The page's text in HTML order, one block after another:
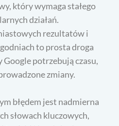
który wymaga stałego
działań.
rezultatów i
to prosta droga
potrzebują czasu,
zmiany.
błędem jest nadmierna
słowach kluczowych,